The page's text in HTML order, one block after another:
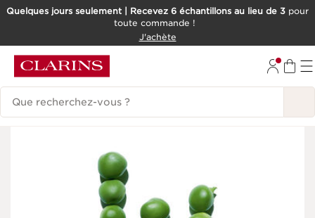
ALLER AU CONTENU
Quelques jours seulement | Recevez 6 échantillons au lieu de 3 pour
toute commande !
J'achète
Historique des recherches